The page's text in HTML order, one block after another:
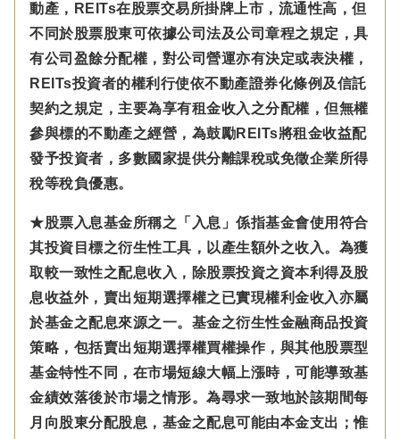
動產，REITs在股票交易所掛牌上市，流通性高，但
不同於股票股東可依據公司法及公司章程之規定，具
有公司盈餘分配權，對公司營運亦有決定或表決權，
REITs投資者的權利行使依不動產證券化條例及信託
契約之規定，主要為享有租金收入之分配權，但無權
參與標的不動產之經營，為鼓勵REITs將租金收益配
發予投資者，多數國家提供分離課稅或免徵企業所得
稅等稅負優惠。
★股票入息基金所稱之「入息」係指基金會使用符合
其投資目標之衍生性工具，以產生額外之收入。為獲
取較一致性之配息收入，除股票投資之資本利得及股
息收益外，賣出短期選擇權之已實現權利金收入亦屬
於基金之配息來源之一。基金之衍生性金融商品投資
策略，包括賣出短期選擇權買權操作，與其他股票型
基金特性不同，在市場短線大幅上漲時，可能導致基
金績效落後於市場之情形。為尋求一致地於該期間每
月向股東分配股息，基金之配息可能由本金支出；惟